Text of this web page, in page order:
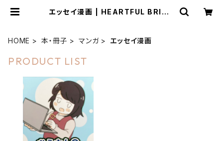
エッセイ漫画 | HEARTFUL BRIDG
HOME 本・冊子 マンガ エッセイ漫画
PRODUCT LIST